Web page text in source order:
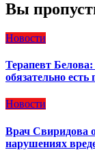
Вы
Новости
Терапевт
обязательно
Новости
Врач Свиридова
нарушениях